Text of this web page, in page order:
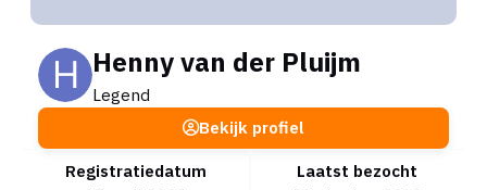
Henny van der Pluijm
Legend
Registratiedatum
Laatst bezocht
Bekijk profiel